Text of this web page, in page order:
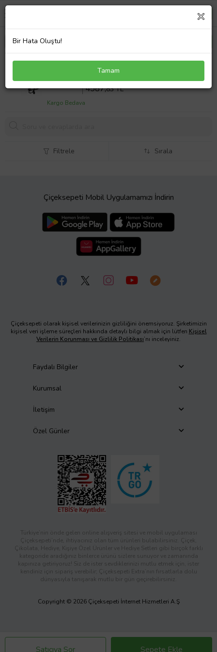
Asus TUF Gaming F17 FX706H Notebook Adaptör
Laptop Şarj 200WSepette %10 İndirim
4587,83 TL
Kargo Bedava
Satıcıya Sor Sepete Ekle
Filtrele Sırala
Çiçeksepeti Mobil Uygulamamızı İndirin
Çiçeksepeti olarak kişisel verilerinizin gizliliğini önemsiyoruz. Şirketimizin
kişisel veri işleme süreçleri hakkında detaylı bilgi almak için lütfen Kişisel
Verilerin Korunması ve Gizlilik Politikası’nı inceleyiniz.
Faydalı Bilgiler
Kurumsal
İletişim
Özel Günler
Türkiye’nin önde gelen online alışveriş sitesi ve mobil uygulaması
Çiçeksepeti’nde, ihtiyacınız olan tüm ürünleri bulabilirsiniz. Çiçek,
Çikolata, Hediye, Kişiye Özel Ürünler ve Hediye Setleri gibi birçok farklı
kategoride aradığınız binlerce ürünü sizlere sunuyor ve zamanında
kapınıza getiriyoruz! Siz de ister sevdiklerinizi mutlu etmek için, ister
kendiniz için sipariş verebilir; Çiçeksepeti Extra’nın fırsatlarla dolu
dünyasıyla tanışarak mutlu bir gün geçirebilirsiniz.
Copyright © 2026 Çiçeksepeti İnternet Hizmetleri A.Ş
Bir Hata Oluştu!
Tamam